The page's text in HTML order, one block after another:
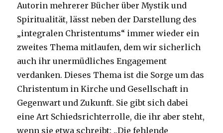
Autorin mehrerer Bücher über Mystik und
Spiritualität, lässt neben der Darstellung des
„integralen Christentums“ immer wieder ein
zweites Thema mitlaufen, dem wir sicherlich
auch ihr unermüdliches Engagement
verdanken. Dieses Thema ist die Sorge um das
Christentum in Kirche und Gesellschaft in
Gegenwart und Zukunft. Sie gibt sich dabei
eine Art Schiedsrichterrolle, die ihr aber steht,
wenn sie etwa schreibt: „Die fehlende